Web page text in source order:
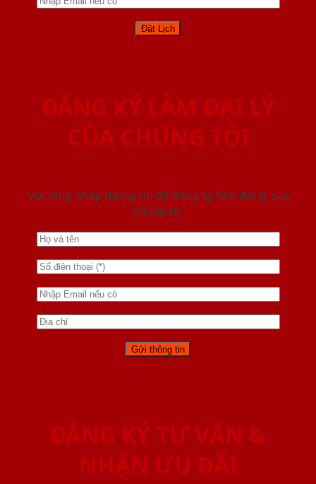
ĐĂNG KÝ LÀM ĐẠI LÝ
CỦA CHÚNG TÔI
Vui lòng nhập thông tin để đăng ký làm đại lý của
chúng tôi
ĐĂNG KÝ TƯ VẤN &
NHẬN ƯU ĐÃI